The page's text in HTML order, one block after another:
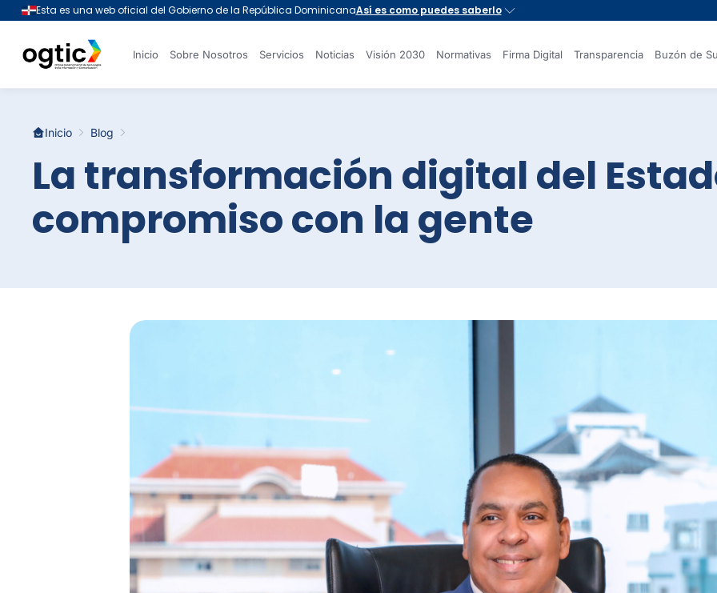
Inicio Sobre Nosotros Servicios Noticias Visión 2030 Normativas Firma Digital Transparencia Buzón de
Inicio Blog
La transformación digital del
compromiso con la gente